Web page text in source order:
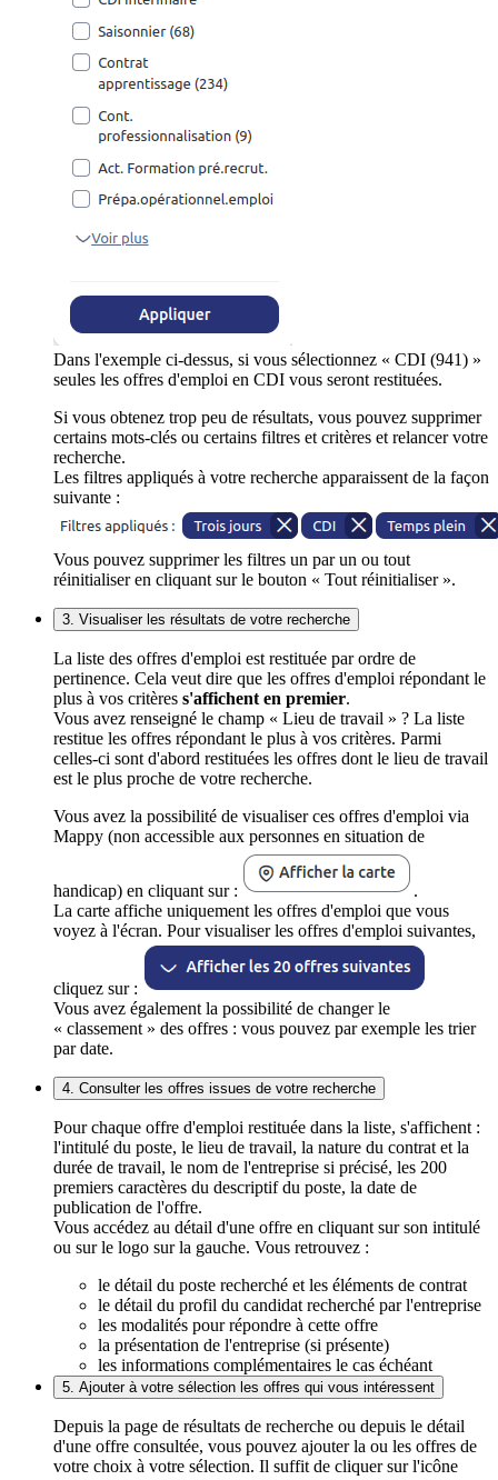
Dans l'exemple ci-dessus, si vous sélectionnez « CDI (941) »
seules les offres d'emploi en CDI vous seront restituées.
Si vous obtenez trop peu de résultats, vous pouvez supprimer
certains mots-clés ou certains filtres et critères et relancer votre
recherche.
Les filtres appliqués à votre recherche apparaissent de la façon
suivante :
Vous pouvez supprimer les filtres un par un ou tout
réinitialiser en cliquant sur le bouton « Tout réinitialiser ».
3. Visualiser les résultats de votre recherche
La liste des offres d'emploi est restituée par ordre de
pertinence. Cela veut dire que les offres d'emploi répondant le
plus à vos critères s'affichent en premier.
Vous avez renseigné le champ « Lieu de travail » ? La liste
restitue les offres répondant le plus à vos critères. Parmi
celles-ci sont d'abord restituées les offres dont le lieu de travail
est le plus proche de votre recherche.
Vous avez la possibilité de visualiser ces offres d'emploi via
Mappy (non accessible aux personnes en situation de
handicap) en cliquant sur :
.
La carte affiche uniquement les offres d'emploi que vous
voyez à l'écran. Pour visualiser les offres d'emploi suivantes,
cliquez sur :
Vous avez également la possibilité de changer le
« classement » des offres : vous pouvez par exemple les trier
par date.
4. Consulter les offres issues de votre recherche
Pour chaque offre d'emploi restituée dans la liste, s'affichent :
l'intitulé du poste, le lieu de travail, la nature du contrat et la
durée de travail, le nom de l'entreprise si précisé, les 200
premiers caractères du descriptif du poste, la date de
publication de l'offre.
Vous accédez au détail d'une offre en cliquant sur son intitulé
ou sur le logo sur la gauche. Vous retrouvez :
le détail du poste recherché et les éléments de contrat
le détail du profil du candidat recherché par l'entreprise
les modalités pour répondre à cette offre
la présentation de l'entreprise (si présente)
les informations complémentaires le cas échéant
5. Ajouter à votre sélection les offres qui vous intéressent
Depuis la page de résultats de recherche ou depuis le détail
d'une offre consultée, vous pouvez ajouter la ou les offres de
votre choix à votre sélection. Il suffit de cliquer sur l'icône